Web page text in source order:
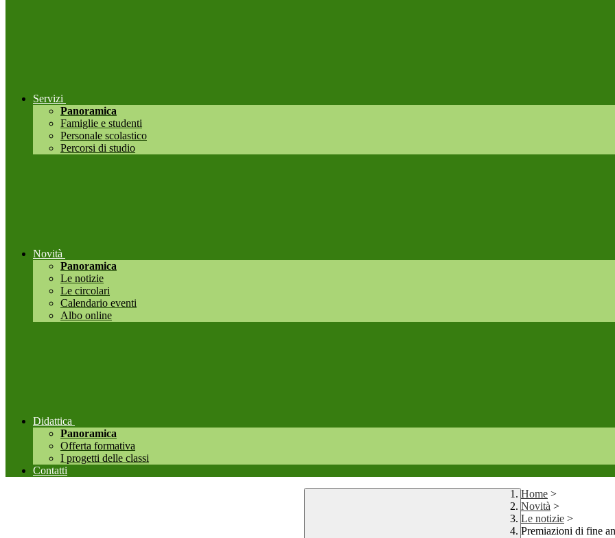
Servizi
Panoramica
Famiglie e studenti
Personale scolastico
Percorsi di studio
Novità
Panoramica
Le notizie
Le circolari
Calendario eventi
Albo online
Didattica
Panoramica
Offerta formativa
I progetti delle classi
Contatti
Home >
Novità >
Le notizie >
Premiazioni di fine